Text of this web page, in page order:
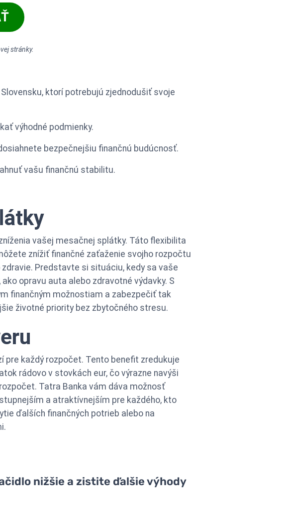
stránky.
ktorí potrebujú zjednodušiť svoje
výhodné podmienky.
bezpečnejšiu finančnú budúcnosť.
vašu finančnú stabilitu.
vašej mesačnej splátky. Táto flexibilita
znížiť finančné zaťaženie svojho rozpočtu
Predstavte si situáciu, kedy sa vaše
opravu auta alebo zdravotné výdavky. S
finančným možnostiam a zabezpečiť tak
životné priority bez zbytočného stresu.
pre každý rozpočet. Tento benefit zredukuje
rádovo v stovkách eur, čo výrazne navýši
Tatra Banka vám dáva možnosť
a atraktívnejším pre každého, kto
ďalších finančných potrieb alebo na
nižšie a zistite ďalšie výhody